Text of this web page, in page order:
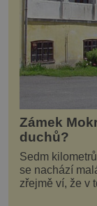
Zámek
duchů?
Sedm
se nachází
zřejmě ví, že v